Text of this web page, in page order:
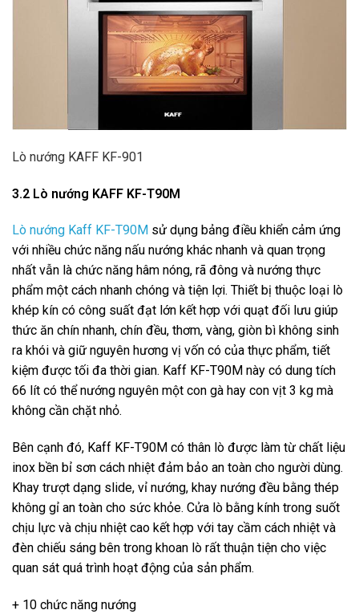
Lò nướng KAFF KF-901
3.2 Lò nướng KAFF KF-T90M
Lò nướng Kaff KF-T90M sử dụng bảng điều khiển cảm ứng
với nhiều chức năng nấu nướng khác nhanh và quan trọng
nhất vẫn là chức năng hâm nóng, rã đông và nướng thực
phẩm một cách nhanh chóng và tiện lợi. Thiết bị thuộc loại lò
khép kín có công suất đạt lớn kết hợp với quạt đối lưu giúp
thức ăn chín nhanh, chín đều, thơm, vàng, giòn bì không sinh
ra khói và giữ nguyên hương vị vốn có của thực phẩm, tiết
kiệm được tối đa thời gian. Kaff KF-T90M này có dung tích
66 lít có thể nướng nguyên một con gà hay con vịt 3 kg mà
không cần chặt nhỏ.
Bên cạnh đó, Kaff KF-T90M có thân lò được làm từ chất liệu
inox bền bỉ sơn cách nhiệt đảm bảo an toàn cho người dùng.
Khay trượt dạng slide, vỉ nướng, khay nướng đều bằng thép
không gỉ an toàn cho sức khỏe. Cửa lò bằng kính trong suốt
chịu lực và chịu nhiệt cao kết hợp với tay cầm cách nhiệt và
đèn chiếu sáng bên trong khoan lò rất thuận tiện cho việc
quan sát quá trình hoạt động của sản phẩm.
+ 10 chức năng nướng